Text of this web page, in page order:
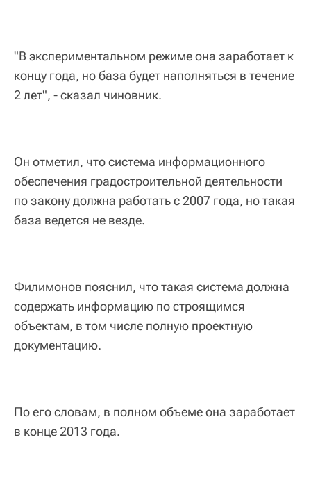
"В экспериментальном режиме она заработает к
концу года, но база будет наполняться в течение
2 лет", - сказал чиновник.
Он отметил, что система информационного
обеспечения градостроительной деятельности
по закону должна работать с 2007 года, но такая
база ведется не везде.
Филимонов пояснил, что такая система должна
содержать информацию по строящимся
объектам, в том числе полную проектную
документацию.
По его словам, в полном объеме она заработает
в конце 2013 года.